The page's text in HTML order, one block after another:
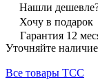
Нашли
Хочу в подарок
Гарантия 12
Уточняйте
Все товары ТСС